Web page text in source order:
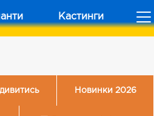
Кастинги
Новинки 2026